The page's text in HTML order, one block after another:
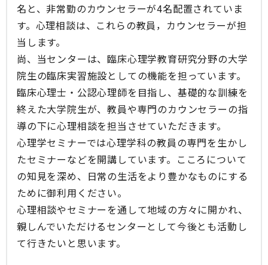
名と、非常勤のカウンセラーが4名配置されていま
す。心理相談は、これらの教員，カウンセラーが担
当します。
尚、当センターは、臨床心理学教育研究分野の大学
院生の臨床実習施設としての機能を担っています。
臨床心理士・公認心理師を目指し、基礎的な訓練を
終えた大学院生が、教員や専門のカウンセラーの指
導の下に心理相談を担当させていただきます。
心理学セミナーでは心理学科の教員の専門を生かし
たセミナーなどを開講しています。こころについて
の知見を深め、日常の生活をより豊かなものにする
ために御利用ください。
心理相談やセミナーを通して地域の方々に開かれ、
親しんでいただけるセンターとして今後とも活動し
て行きたいと思います。